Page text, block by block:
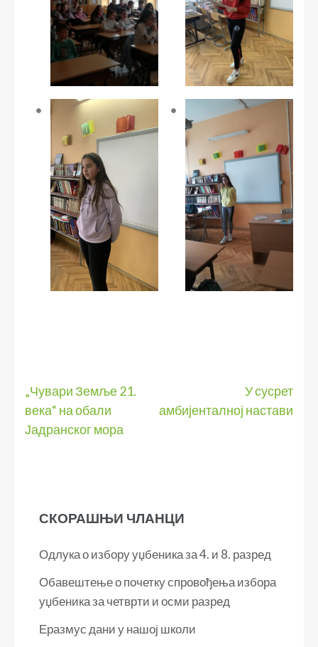
Кретање
чланка
„Чувари Земље 21.
века“ на обали
Јадранског мора
У сусрет
амбијенталној настави
СКОРАШЊИ ЧЛАНЦИ
Одлука о избору уџбеника за 4. и 8. разред
Обавештење о почетку спровођења избора
уџбеника за четврти и осми разред
Еразмус дани у нашој школи